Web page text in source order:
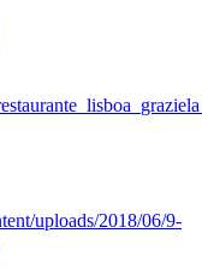
uploads/2018/06/9-